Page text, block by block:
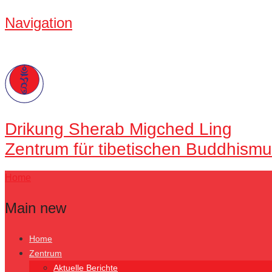
Navigation
Drikung Sherab Migched Ling
Zentrum für tibetischen
Home
Main new
Home
Zentrum
Aktuelle Berichte